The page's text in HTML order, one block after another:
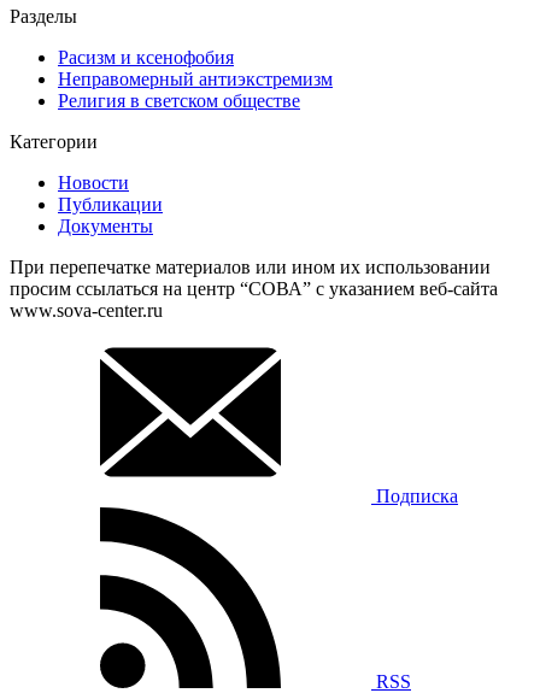
Разделы
Расизм и ксенофобия
Неправомерный антиэкстремизм
Религия в светском обществе
Категории
Новости
Публикации
Документы
При перепечатке материалов или ином их использовании
просим ссылаться на центр “СОВА” с указанием веб-сайта
www.sova-center.ru
Подписка
RSS